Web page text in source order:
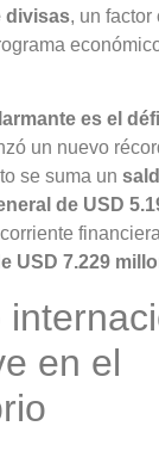
divisas, un factor
es el
un nuevo
se suma un
de USD
USD 7.229
en el